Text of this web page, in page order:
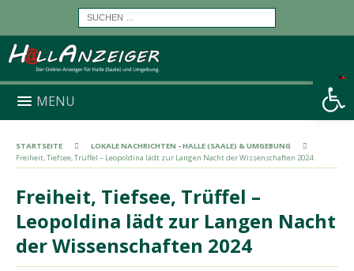
Werkzeugleiste öffnen
MENU
STARTSEITE
LOKALE NACHRICHTEN - HALLE (SAALE) & UMGEBUNG
Freiheit, Tiefsee, Trüffel – Leopoldina lädt zur Langen Nacht der Wissenschaften 2024
Freiheit, Tiefsee, Trüffel –
Leopoldina lädt zur Langen Nacht
der Wissenschaften 2024